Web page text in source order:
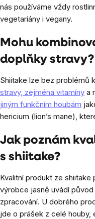
nás používáme vždy
vegetariány i vegany.
Mohu
doplňky stravy?
Shiitake lze bez problémů
stravy, zejména vitamíny a
jiným funkčním houbám
hericium (lion’s mane),
Jak poznám
s shiitake?
Kvalitní produkt ze
výrobce jasně uvádí
zpracování. U dobrého
jde o prášek z celé houby,